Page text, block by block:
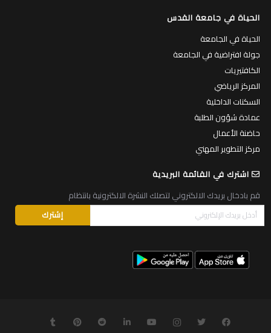
الحياة في جامعة القدس
الحياة في الجامعة
جولة افتراضية في الجامعة
الكافتيريات
المركز الرياضي
السكنات الداخلية
عمادة شؤون الطلبة
حاضنة الأعمال
مركز التطوير المهني
اشترك في القائمة البريدية
قم بادخال بريدك الالكتروني لتصلك النشرة الالكترونية بانتظام